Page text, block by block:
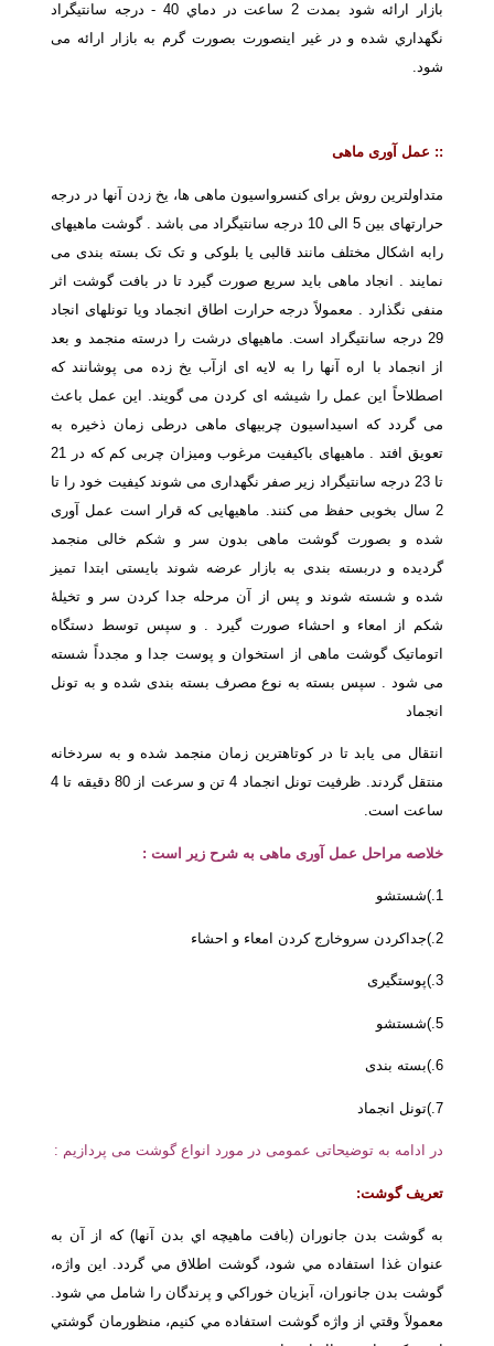
بازار ارائه شود بمدت 2 ساعت در دماي 40 - درجه سانتیگراد
نگهداري شده و در غیر اینصورت بصورت گرم به بازار ارائه می
شود.
:: عمل آوری ماهی
متداولترین روش برای کنسرواسیون ماهی ها، یخ زدن آنها در درجه
حرارتهای بین 5 الی 10 درجه سانتیگراد می باشد . گوشت ماهیهای
رابه اشکال مختلف مانند قالبی یا بلوکی و تک تک بسته بندی می
نمایند . انجاد ماهی باید سریع صورت گیرد تا در بافت گوشت اثر
منفی نگذارد . معمولاً درجه حرارت اطاق انجماد ویا تونلهای انجاد
29 درجه سانتیگراد است. ماهیهای درشت را درسته منجمد و بعد
از انجماد با اره آنها را به لایه ای ازآب یخ زده می پوشانند که
اصطلاحاً این عمل را شیشه ای کردن می گویند. این عمل باعث
می گردد که اسیداسیون چربیهای ماهی درطی زمان ذخیره به
تعویق افتد . ماهیهای باکیفیت مرغوب ومیزان چربی کم که در 21
تا 23 درجه سانتیگراد زیر صفر نگهداری می شوند کیفیت خود را تا
2 سال بخوبی حفظ می کنند. ماهیهایی که قرار است عمل آوری
شده و بصورت گوشت ماهی بدون سر و شکم خالی منجمد
گردیده و دربسته بندی به بازار عرضه شوند بایستی ابتدا تمیز
شده و شسته شوند و پس از آن مرحله جدا کردن سر و تخیلۀ
شکم از امعاء و احشاء صورت گیرد . و سپس توسط دستگاه
اتوماتیک گوشت ماهی از استخوان و پوست جدا و مجدداً شسته
می شود . سپس بسته به نوع مصرف بسته بندی شده و به تونل
انجماد
انتقال می یابد تا در کوتاهترین زمان منجمد شده و به سردخانه
منتقل گردند. ظرفیت تونل انجماد 4 تن و سرعت از 80 دقیقه تا 4
ساعت است.
خلاصه مراحل عمل آوری ماهی به شرح زیر است :
1.)شستشو
2.)جداکردن سروخارج کردن امعاء و احشاء
3.)پوستگیری
5.)شستشو
6.)بسته بندی
7.)تونل انجماد
در ادامه به توضیحاتی عمومی در مورد انواع گوشت می پردازیم :
تعريف گوشت:
به گوشت بدن جانوران (بافت ماهيچه اي بدن آنها) كه از آن به
عنوان غذا استفاده مي شود، گوشت اطلاق مي گردد. اين واژه،
گوشت بدن جانوران، آبزيان خوراكي و پرندگان را شامل مي شود.
معمولاً وقتي از واژه گوشت استفاده مي كنيم، منظورمان گوشتي